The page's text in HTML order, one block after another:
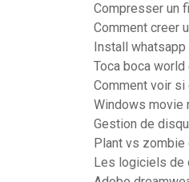
Compresser un
Comment creer
Install
Toca boca
Comment voir
Windows movie
Gestion de
Plant vs
Les logiciels de